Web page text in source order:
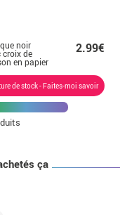
noir
croix de
en papier
2.99€
de stock - Faites-moi savoir
ça